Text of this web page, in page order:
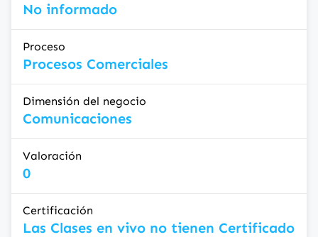
No informado
Proceso
Procesos Comerciales
Dimensión del negocio
Comunicaciones
Valoración
0
Certificación
Las Clases en vivo no tienen Certificado